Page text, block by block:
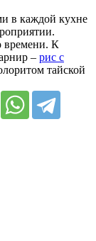
в каждой кухне
времени. К
– рис с
тайской